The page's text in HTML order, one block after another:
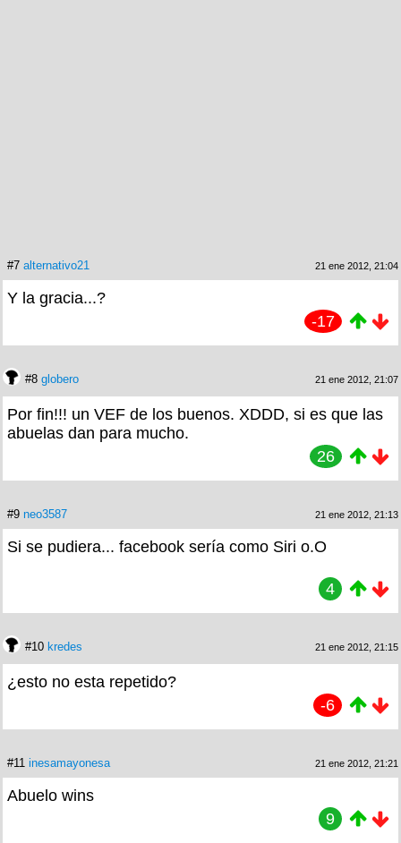
#7 alternativo21 21 ene 2012, 21:04
Y la gracia...?
-17
#8 globero 21 ene 2012, 21:07
Por fin!!! un VEF de los buenos. XDDD, si es que las
abuelas dan para mucho.
26
#9 neo3587 21 ene 2012, 21:13
Si se pudiera... facebook sería como Siri o.O
4
#10 kredes 21 ene 2012, 21:15
¿esto no esta repetido?
-6
#11 inesamayonesa 21 ene 2012, 21:21
Abuelo wins
9